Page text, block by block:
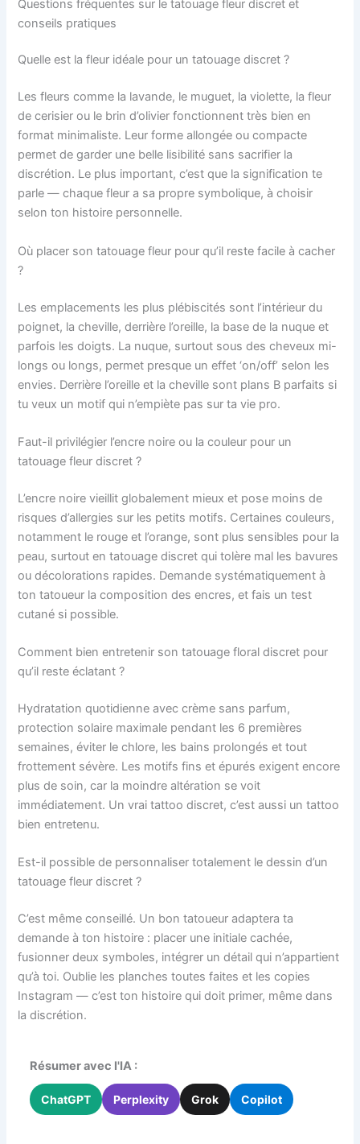
Questions fréquentes sur le tatouage fleur discret et
conseils pratiques
Quelle est la fleur idéale pour un tatouage discret ?
Les fleurs comme la lavande, le muguet, la violette, la fleur
de cerisier ou le brin d’olivier fonctionnent très bien en
format minimaliste. Leur forme allongée ou compacte
permet de garder une belle lisibilité sans sacrifier la
discrétion. Le plus important, c’est que la signification te
parle — chaque fleur a sa propre symbolique, à choisir
selon ton histoire personnelle.
Où placer son tatouage fleur pour qu’il reste facile à cacher
?
Les emplacements les plus plébiscités sont l’intérieur du
poignet, la cheville, derrière l’oreille, la base de la nuque et
parfois les doigts. La nuque, surtout sous des cheveux mi-
longs ou longs, permet presque un effet ‘on/off’ selon les
envies. Derrière l’oreille et la cheville sont plans B parfaits si
tu veux un motif qui n’empiète pas sur ta vie pro.
Faut-il privilégier l’encre noire ou la couleur pour un
tatouage fleur discret ?
L’encre noire vieillit globalement mieux et pose moins de
risques d’allergies sur les petits motifs. Certaines couleurs,
notamment le rouge et l’orange, sont plus sensibles pour la
peau, surtout en tatouage discret qui tolère mal les bavures
ou décolorations rapides. Demande systématiquement à
ton tatoueur la composition des encres, et fais un test
cutané si possible.
Comment bien entretenir son tatouage floral discret pour
qu’il reste éclatant ?
Hydratation quotidienne avec crème sans parfum,
protection solaire maximale pendant les 6 premières
semaines, éviter le chlore, les bains prolongés et tout
frottement sévère. Les motifs fins et épurés exigent encore
plus de soin, car la moindre altération se voit
immédiatement. Un vrai tattoo discret, c’est aussi un tattoo
bien entretenu.
Est-il possible de personnaliser totalement le dessin d’un
tatouage fleur discret ?
C’est même conseillé. Un bon tatoueur adaptera ta
demande à ton histoire : placer une initiale cachée,
fusionner deux symboles, intégrer un détail qui n’appartient
qu’à toi. Oublie les planches toutes faites et les copies
Instagram — c’est ton histoire qui doit primer, même dans
la discrétion.
Résumer avec l'IA :
ChatGPT Perplexity Grok Copilot